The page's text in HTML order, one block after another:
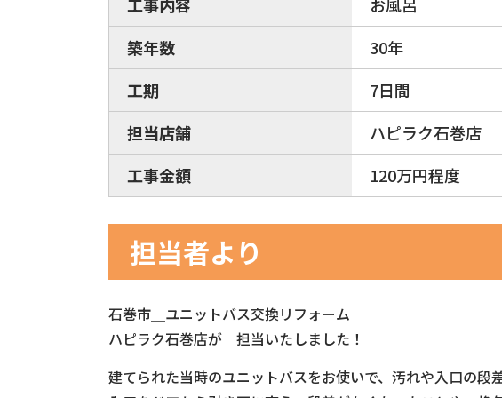
工事内容
お風呂
築年数
30年
工期
7日間
担当店舗
ハピラク石巻店
工事金額
120万円程度
担当者より
石巻市＿ユニットバス交換リフォーム
ハピラク石巻店が 担当いたしました！
建てられた当時のユニットバスをお使いで、汚れや入口の段